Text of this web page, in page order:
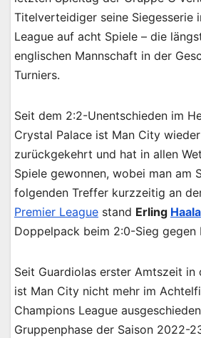
Titelverteidiger seine Siegesserie
League auf acht Spiele – die
englischen Mannschaft in der
Turniers.
Seit dem 2:2-Unentschieden im
Crystal Palace ist Man City
zurückgekehrt und hat in allen
Spiele gewonnen, wobei man am
folgenden Treffer kurzzeitig an
Premier League stand Erling
Doppelpack beim 2:0-Sieg gegen
Seit Guardiolas erster Amtszeit in
ist Man City nicht mehr im
Champions League
Gruppenphase der Saison 2022-